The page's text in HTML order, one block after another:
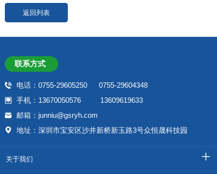
返回列表
联系方式
电话：0755-29605250 0755-29604348
手机：13670050576 13609619633
邮箱：junniu@gsryh.com
地址：深圳市宝安区沙井新桥新玉路3号众恒晟科技园
关于我们